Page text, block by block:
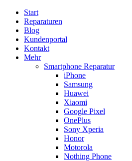
Start
Reparaturen
Blog
Kundenportal
Kontakt
Mehr
Smartphone Reparatur
iPhone
Samsung
Huawei
Xiaomi
Google Pixel
OnePlus
Sony Xperia
Honor
Motorola
Nothing Phone